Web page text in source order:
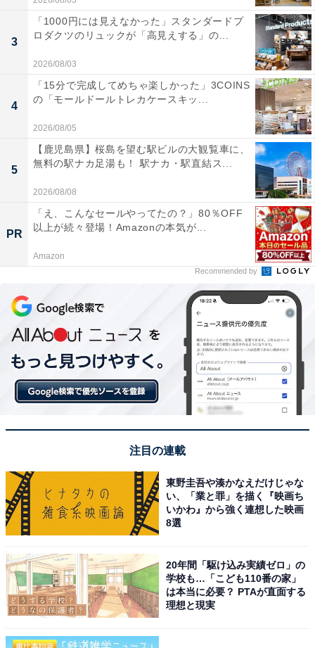
3
「1000円には見えなかった」スタンダードプ
ロダクツのリュックが「高見えする」の...
2026/08/03
4
「15分で完成してめちゃ楽しかった」3COINS
の「モールドールトレカケースキッ...
2026/08/05
5
【鹿児島県】桜島を望む駅ビルの大観覧車に、
無料の駅ナカ足湯も！ 駅ナカ・駅直結ス...
2026/08/08
PR
「え、こんなセールやってたの？」80％OFF
以上が続々登場！Amazonの本気が...
Amazon
Recommended by
注目の連載
東野圭吾や湊かなえだけじゃな
い、「業と罪」を描く『映画ち
いかわ』から強く連想した映画
8選
20年間「駆け込み実績ゼロ」の
学校も…「こども110番の家」
は本当に必要？ PTAが直面する
理想と現実